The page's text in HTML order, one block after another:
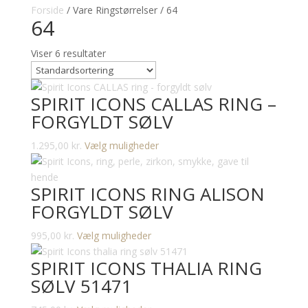
Forside / Vare Ringstørrelser / 64
64
Viser 6 resultater
SPIRIT ICONS CALLAS RING –
FORGYLDT SØLV
1.295,00 kr. Vælg mulighederDette
vare
flere
varianter.
vælges
på
SPIRIT ICONS RING ALISON
FORGYLDT SØLV
995,00 kr. Vælg mulighederDette
vare
har
SPIRIT ICONS THALIA RING
SØLV 51471